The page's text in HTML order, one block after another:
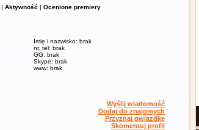
| Aktywność | Ocenione premiery
Imię i nazwisko: brak
nr. tel: brak
GG: brak
Skype: brak
www: brak
Wyślij wiadomość
Dodaj do znajomych
Przyznaj gwiazdkę
Skomentuj profil